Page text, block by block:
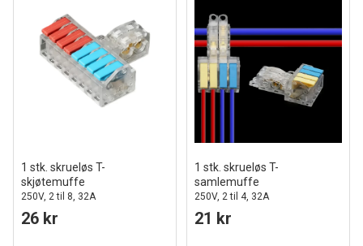
1 stk. skrueløs T-
skjøtemuffe
250V, 2 til 8, 32A
26 kr
1 stk. skrueløs T-
samlemuffe
250V, 2 til 4, 32A
21 kr